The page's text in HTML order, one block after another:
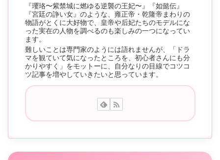
『瓔珞〜紫禁城に燃ゆる逆襲の王妃〜』『如懿伝』
『宮廷の諍い女』のような、雍正帝・乾隆帝まわりの
物語がとくに大好物で、皇帝や后妃たちのモデルにな
った実在の人物を調べるのも楽しみの一つになってい
ます。
難しいことは専門家のようには語れませんが、「ドラ
マを観ていて気になったところを、初心者さんにも分
かりやすく」をモットーに、自分なりの目線でコツコ
ツ記事を増やしていきたいと思っています。